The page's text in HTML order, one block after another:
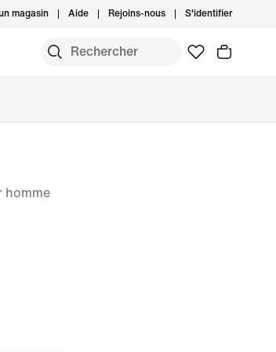
magasin Aide Rejoins-nous S'identifier
homme